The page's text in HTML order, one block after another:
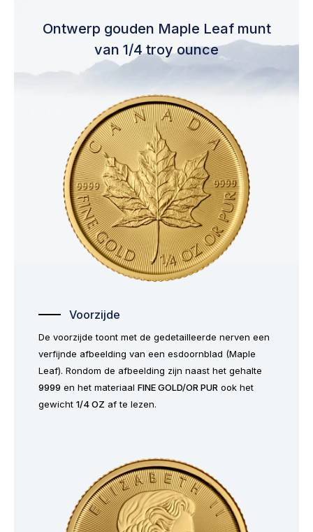
Ontwerp gouden Maple Leaf munt
van 1/4 troy ounce
Voorzijde
De voorzijde toont met de gedetailleerde nerven een
verfijnde afbeelding van een esdoornblad (Maple
Leaf). Rondom de afbeelding zijn naast het gehalte
9999 en het materiaal FINE GOLD/OR PUR ook het
gewicht 1/4 OZ af te lezen.